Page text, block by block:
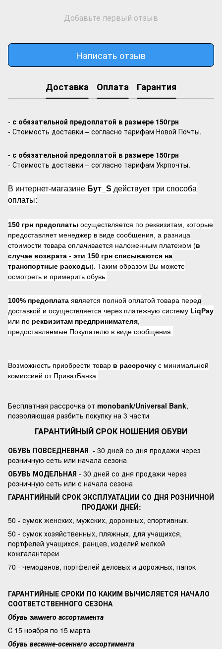
Добавьте первый отзыв
Написать отзыв
Доставка Оплата Гарантия
- с обязательной предоплатой в размере 150грн
- Стоимость доставки – согласно тарифам Новой Почты.
- с обязательной предоплатой в размере 150грн
- Стоимость доставки – согласно тарифам Укрпочты.
В интернет-магазине Бут_S действует три способа
оплаты:
150 грн предоплаты осуществляется по реквизитам, которые
предоставляет менеджер в виде сообщения, а разница
стоимости товара оплачивается наложенным платежом (в
случае возврата - эти 150 грн списываются на
транспортные расходы). Таким образом Вы можете
осмотреть и примерить обувь.
100% предоплата является полной оплатой товара перед
доставкой и осуществляется через платежную систему LiqPay
или по реквизитам предпринимателя
предоставляемые Покупателю в виде сообщения.
Возможность приобрести товар в рассрочку с минимальной
комиссией от ПриватБанка.
Бесплатная рассрочка от monobank/Universal Bank,
позволяющая разбить покупку на 3 части
ГАРАНТИЙНЫЙ СРОК НОШЕНИЯ ОБУВИ
ОБУВЬ ПОВСЕДНЕВНАЯ - 30 дней со дня продажи через
розничную сеть или начала сезона
ОБУВЬ МОДЕЛЬНАЯ - 30 дней со дня продажи через
розничную сеть или с начала сезона
ГАРАНТИЙНЫЙ СРОК ЭКСПЛУАТАЦИИ СО ДНЯ РОЗНИЧНОЙ
ПРОДАЖИ ДНЕЙ:
50 - сумок женских, мужских, дорожных, спортивных.
50 - сумок хозяйственных, пляжных, для учащихся,
портфелей учащихся, ранцев, изделий мелкой
кожгалантереи
70 - чемоданов, портфелей деловых и дорожных, папок
ГАРАНТИЙНЫЕ СРОКИ ПО КАКИМ ВЫЧИСЛЯЕТСЯ НАЧАЛО
СООТВЕТСТВЕННОГО СЕЗОНА
Обувь зимнего ассортимента
С 15 ноября по 15 марта
Обувь весенне-осеннего ассортимента